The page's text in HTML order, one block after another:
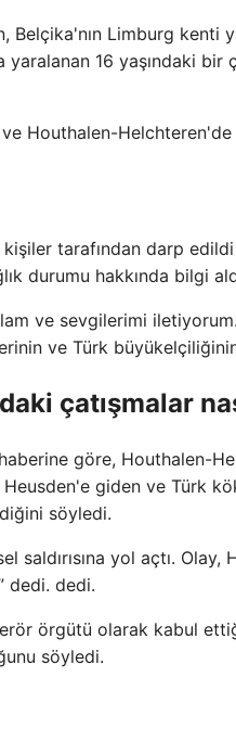
Belçika'nın Limburg kenti
yaralanan 16 yaşındaki
Houthalen-Helchteren'de
tarafından darp edildi
durumu hakkında bilgi
ve sevgilerimi
ve Türk
çatışmalar
göre, Houthalen-
Heusden'e giden ve Türk
söyledi.
saldırısına yol açtı.
dedi. dedi.
örgütü olarak kabul
söyledi.